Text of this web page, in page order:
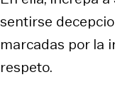
sentirse
marcadas por la
respeto.